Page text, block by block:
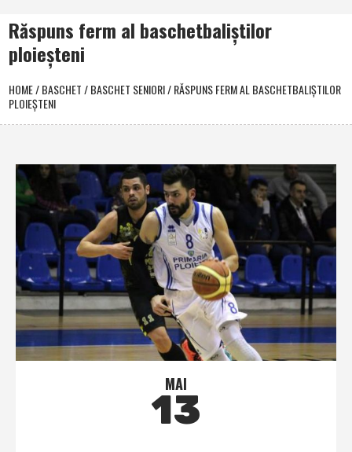
Răspuns ferm al baschetbaliștilor
ploieșteni
HOME/BASCHET/BASCHET SENIORI/RĂSPUNS FERM AL BASCHETBALIȘTILOR
PLOIEȘTENI
MAI
13